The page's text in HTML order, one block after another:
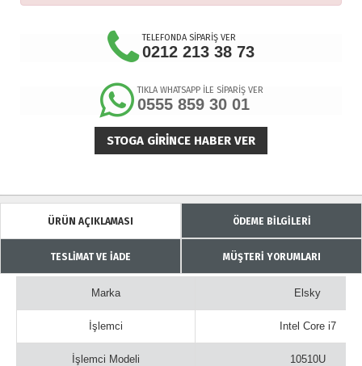
TELEFONDA SİPARİŞ VER
0212 213 38 73
TIKLA WHATSAPP İLE SİPARİŞ VER
0555 859 30 01
STOGA GIRINCE HABER VER
ÜRÜN AÇIKLAMASI ÖDEME BİLGİLERİ
TESLİMAT VE İADE MÜŞTERİ YORUMLARI
Marka Elsky
İşlemci Intel Core i7
İşlemci Modeli 10510U